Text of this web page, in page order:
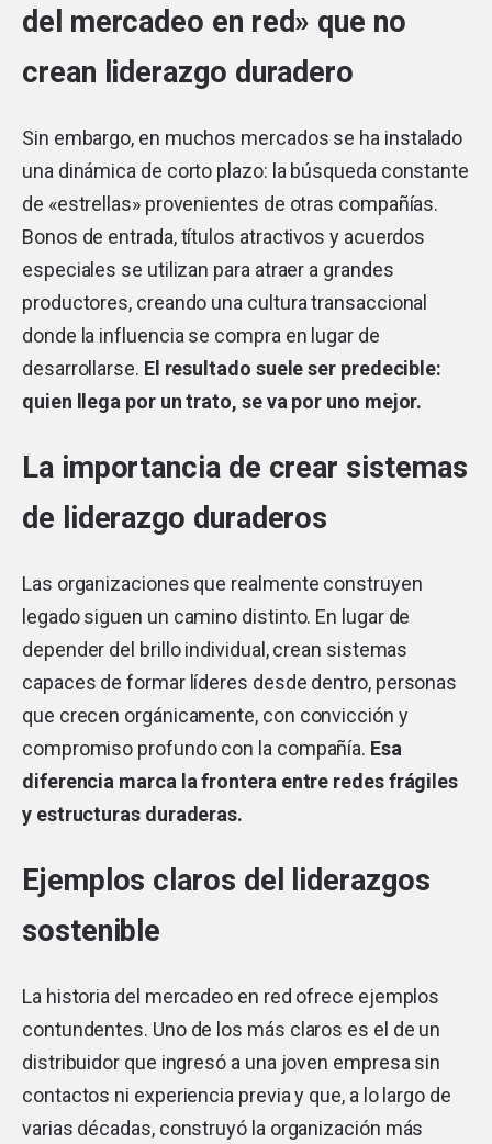
del mercadeo en red» que no
crean liderazgo duradero
Sin embargo, en muchos mercados se ha instalado
una dinámica de corto plazo: la búsqueda constante
de «estrellas» provenientes de otras compañías.
Bonos de entrada, títulos atractivos y acuerdos
especiales se utilizan para atraer a grandes
productores, creando una cultura transaccional
donde la influencia se compra en lugar de
desarrollarse. El resultado suele ser predecible:
quien llega por un trato, se va por uno mejor.
La importancia de crear sistemas
de liderazgo duraderos
Las organizaciones que realmente construyen
legado siguen un camino distinto. En lugar de
depender del brillo individual, crean sistemas
capaces de formar líderes desde dentro, personas
que crecen orgánicamente, con convicción y
compromiso profundo con la compañía. Esa
diferencia marca la frontera entre redes frágiles
y estructuras duraderas.
Ejemplos claros del liderazgos
sostenible
La historia del mercadeo en red ofrece ejemplos
contundentes. Uno de los más claros es el de un
distribuidor que ingresó a una joven empresa sin
contactos ni experiencia previa y que, a lo largo de
varias décadas, construyó la organización más